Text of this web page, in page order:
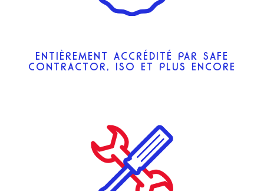
ENTIÈREMENT ACCRÉDITÉ PAR SAFE
CONTRACTOR, ISO ET PLUS ENCORE